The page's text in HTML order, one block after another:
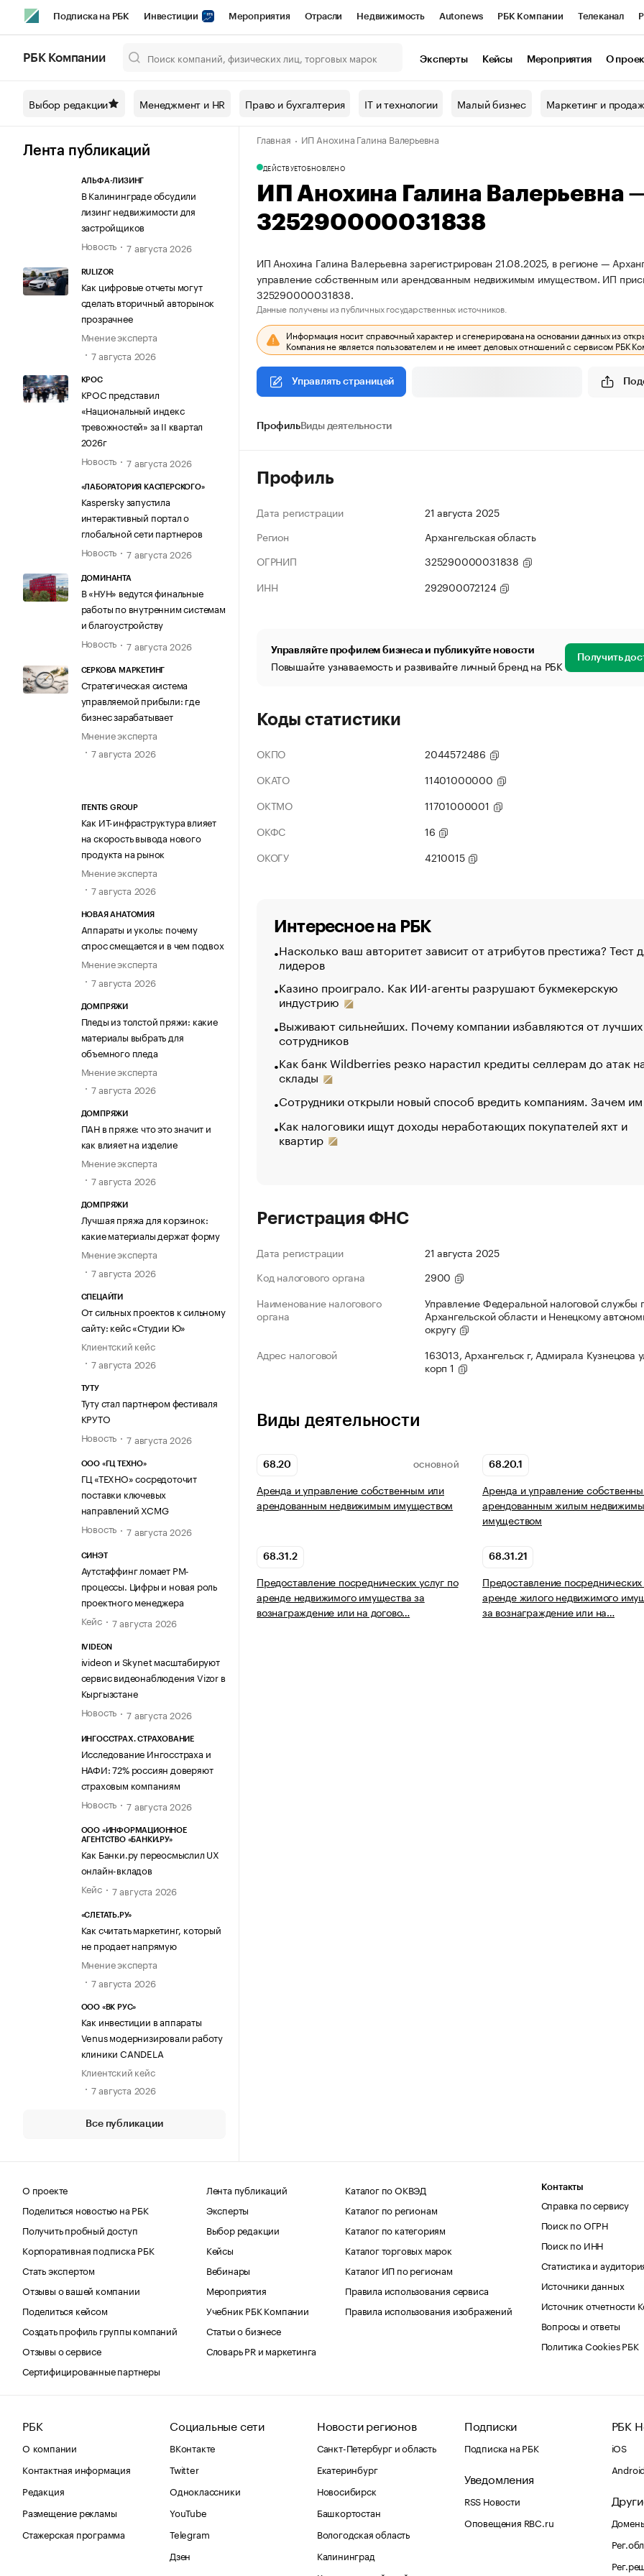
Подписка на РБК Инвестиции Мероприятия Отрасли Недвижимость Autonews РБК Компании Телеканал
Спецпроекты СПб Конференции СПб Спецпроекты Проверка контрагентов
Технологии и медиа Рынок наличной валюты
РБК Компании Эксперты Кейсы Мероприятия О
Выбор редакции Менеджмент и HR Право и бухгалтерия IT и технологии Малый бизнес Маркетинг и
Лента публикаций
АЛЬФА-ЛИЗИНГ
В Калининграде обсудили
лизинг недвижимости для
застройщиков
Новость
7 августа 2026
RULIZOR
Как цифровые отчеты могут
сделать вторичный авторынок
прозрачнее
Мнение эксперта
7 августа 2026
КРОС
КРОС представил
«Национальный индекс
тревожностей» за II квартал
2026г
Новость
7 августа 2026
«ЛАБОРАТОРИЯ КАСПЕРСКОГО»
Kaspersky запустила
интерактивный портал о
глобальной сети партнеров
Новость
7 августа 2026
ДОМИНАНТА
В «НУН» ведутся финальные
работы по внутренним системам
и благоустройству
Новость
7 августа 2026
СЕРКОВА МАРКЕТИНГ
Стратегическая система
управляемой прибыли: где
бизнес зарабатывает
Мнение эксперта
7 августа 2026
ITENTIS GROUP
Как ИТ-инфраструктура влияет
на скорость вывода нового
продукта на рынок
Мнение эксперта
7 августа 2026
НОВАЯ АНАТОМИЯ
Аппараты и уколы: почему
спрос смещается и в чем подвох
Мнение эксперта
7 августа 2026
ДОМПРЯЖИ
Пледы из толстой пряжи: какие
материалы выбрать для
объемного пледа
Мнение эксперта
7 августа 2026
ДОМПРЯЖИ
ПАН в пряже: что это значит и
как влияет на изделие
Мнение эксперта
7 августа 2026
ДОМПРЯЖИ
Лучшая пряжа для корзинок:
какие материалы держат форму
Мнение эксперта
7 августа 2026
СПЕЦАЙТИ
От сильных проектов к сильному
сайту: кейс «Студии Ю»
Клиентский кейс
7 августа 2026
ТУТУ
Туту стал партнером фестиваля
КРУТО
Новость
7 августа 2026
ООО «ГЦ ТЕХНО»
ГЦ «ТЕХНО» сосредоточит
поставки ключевых
направлений XCMG
Новость
7 августа 2026
СИНЭТ
Аутстаффинг ломает PM-
процессы. Цифры и новая роль
проектного менеджера
Кейс
7 августа 2026
IVIDEON
ivideon и Skynet масштабируют
сервис видеонаблюдения Vizor в
Кыргызстане
Новость
7 августа 2026
ИНГОССТРАХ. СТРАХОВАНИЕ
Исследование Ингосстраха и
НАФИ: 72% россиян доверяют
страховым компаниям
Новость
7 августа 2026
ООО «ИНФОРМАЦИОННОЕ
АГЕНТСТВО «БАНКИ.РУ»
Как Банки.ру переосмыслил UX
онлайн-вкладов
Кейс
7 августа 2026
«СЛЕТАТЬ.РУ»
Как считать маркетинг, который
не продает напрямую
Мнение эксперта
7 августа 2026
ООО «ВК РУС»
Как инвестиции в аппараты
Venus модернизировали работу
клиники CANDELA
Клиентский кейс
7 августа 2026
Все публикации
Главная ИП Анохина Галина Валерьевна
ДЕЙСТВУЕТОБНОВЛЕНО
ИП Анохина Галина
325290000031838
ИП Анохина Галина Валерьевна зарегистрирован 21.08.2025, в регионе —
управление собственным или арендованным недвижимым имуществом. ИП
325290000031838.
Данные получены из публичных государственных источников.
Информация носит справочный характер и сгенерирована на основании данных из
Компания не является пользователем и не имеет деловых отношений с сервисом РБК
Управлять страницей
ПрофильВиды деятельности
Профиль
Дата регистрации
21 августа 2025
Регион
Архангельская область
ОГРНИП
325290000031838
ИНН
292900072124
Управляйте профилем бизнеса и публикуйте новости
Повышайте узнаваемость и развивайте личный бренд на РБК Получить
Коды статистики
ОКПО
2044572486
ОКАТО
11401000000
ОКТМО
11701000001
ОКФС
16
ОКОГУ
4210015
Интересное на РБК
Насколько ваш авторитет зависит от атрибутов престижа? Тест
лидеров
Казино проиграло. Как ИИ-агенты разрушают букмекерскую
индустрию
Выживают сильнейших. Почему компании избавляются от лучших
сотрудников
Как банк Wildberries резко нарастил кредиты селлерам до атак
склады
Сотрудники открыли новый способ вредить компаниям. Зачем
Как налоговики ищут доходы неработающих покупателей яхт и
квартир
Регистрация ФНС
Дата регистрации
21 августа 2025
Код налогового органа
2900
Наименование налогового
органа
Управление Федеральной налоговой службы
Архангельской области и Ненецкому
округу
Адрес налоговой
163013, Архангельск г, Адмирала Кузнецова
корп 1
Виды деятельности
68.20 ОСНОВНОЙ
Аренда и управление собственным или
арендованным недвижимым имуществом
68.20.1
Аренда и управление
арендованным жилым
имуществом
68.31.2
Предоставление посреднических услуг по
аренде недвижимого имущества за
вознаграждение или на догово…
68.31.21
Предоставление посреднических
аренде жилого недвижимого
за вознаграждение или на…
О проекте
Поделиться новостью на РБК
Получить пробный доступ
Корпоративная подписка РБК
Стать экспертом
Отзывы о вашей компании
Поделиться кейсом
Создать профиль группы компаний
Отзывы о сервисе
Сертифицированные партнеры
Лента публикаций
Эксперты
Выбор редакции
Кейсы
Вебинары
Мероприятия
Учебник РБК Компании
Статьи о бизнесе
Словарь PR и маркетинга
Каталог по ОКВЭД
Каталог по регионам
Каталог по категориям
Каталог торговых марок
Каталог ИП по регионам
Правила использования сервиса
Правила использования изображений
Контакты
Справка по сервису
Поиск по ОГРН
Поиск по ИНН
Статистика и
Источники данных
Источник отчетности
Вопросы и ответы
Политика Cookies РБК
РБК
О компании
Контактная информация
Редакция
Размещение рекламы
Стажерская программа
Социальные сети
ВКонтакте
Twitter
Одноклассники
YouTube
Telegram
Дзен
Новости регионов
Санкт-Петербург и область
Екатеринбург
Новосибирск
Башкортостан
Вологодская область
Калининград
Подписки
Подписка на РБК
Уведомления
RSS Новости
Оповещения RBC.ru
РБК
iOS